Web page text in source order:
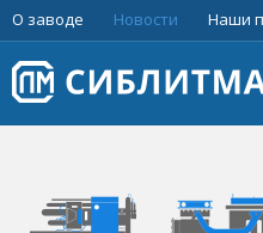
О заводе Новости Наши